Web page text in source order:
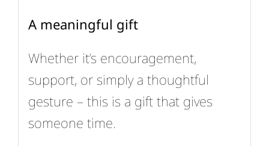
A meaningful gift
Whether it’s encouragement,
support, or simply a thoughtful
gesture – this is a gift that gives
someone time.